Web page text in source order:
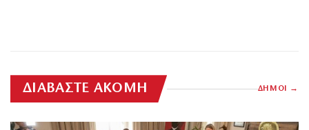
ΔΙΑΒΑΣΤΕ ΑΚΟΜΗ ΔΗΜΟΙ